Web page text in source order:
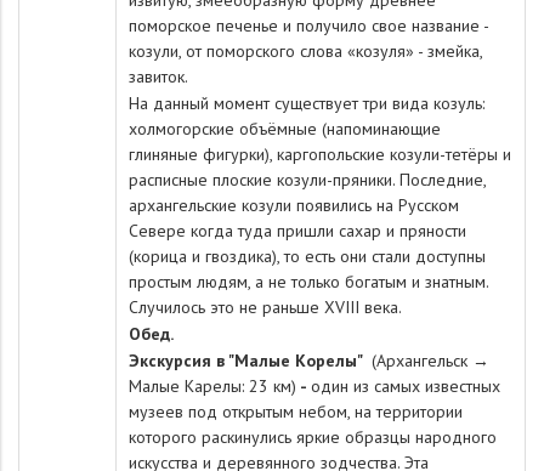
поморское печенье и получило свое название -
козули, от поморского слова «козуля» - змейка,
завиток.
На данный момент существует три вида козуль:
холмогорские объёмные (напоминающие
глиняные фигурки), каргопольские козули-тетёры и
расписные плоские козули-пряники. Последние,
архангельские козули появились на Русском
Севере когда туда пришли сахар и пряности
(корица и гвоздика), то есть они стали доступны
простым людям, а не только богатым и знатным.
Случилось это не раньше XVIII века.
Обед.
Экскурсия в "Малые Корелы" (Архангельск →
Малые Карелы: 23 км) - один из самых известных
музеев под открытым небом, на территории
которого раскинулись яркие образцы народного
искусства и деревянного зодчества. Эта